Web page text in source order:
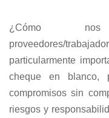
¿Cómo
proveedores/
particularmente
cheque en blanco,
compromisos sin
riesgos y